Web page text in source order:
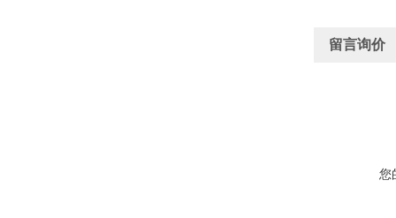
留言询价
您